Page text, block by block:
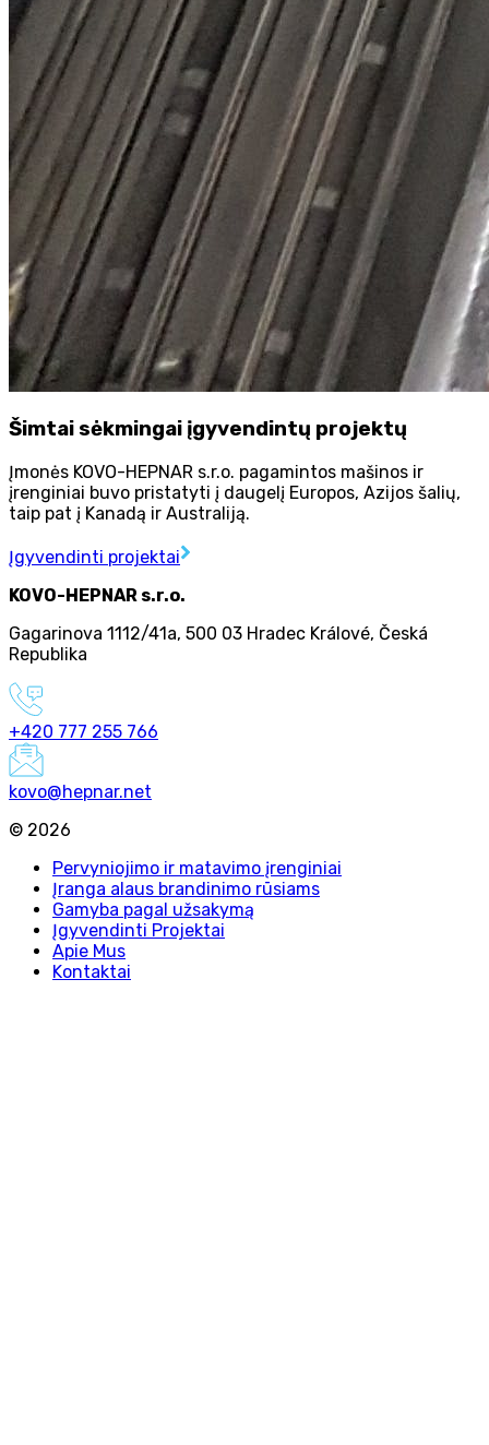
Šimtai sėkmingai įgyvendintų projektų
Įmonės KOVO-HEPNAR s.r.o. pagamintos mašinos ir
įrenginiai buvo pristatyti į daugelį Europos, Azijos šalių,
taip pat į Kanadą ir Australiją.
Įgyvendinti projektai
KOVO-HEPNAR s.r.o.
Gagarinova 1112/41a, 500 03 Hradec Králové, Česká
Republika
+420 777 255 766
kovo@hepnar.net
© 2026
Pervyniojimo ir matavimo įrenginiai
Įranga alaus brandinimo rūsiams
Gamyba pagal užsakymą
Įgyvendinti Projektai
Apie Mus
Kontaktai